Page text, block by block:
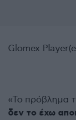
Glomex
«Το πρόβλημα
δεν το έχω